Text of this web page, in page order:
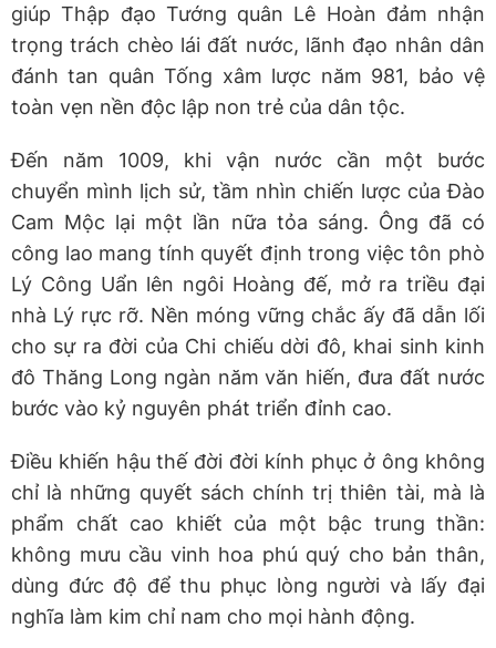
giúp Thập đạo Tướng quân Lê Hoàn đảm nhận
trọng trách chèo lái đất nước, lãnh đạo nhân dân
đánh tan quân Tống xâm lược năm 981, bảo vệ
toàn vẹn nền độc lập non trẻ của dân tộc.
Đến năm 1009, khi vận nước cần một bước
chuyển mình lịch sử, tầm nhìn chiến lược của Đào
Cam Mộc lại một lần nữa tỏa sáng. Ông đã có
công lao mang tính quyết định trong việc tôn phò
Lý Công Uẩn lên ngôi Hoàng đế, mở ra triều đại
nhà Lý rực rỡ. Nền móng vững chắc ấy đã dẫn lối
cho sự ra đời của Chi chiếu dời đô, khai sinh kinh
đô Thăng Long ngàn năm văn hiến, đưa đất nước
bước vào kỷ nguyên phát triển đỉnh cao.
Điều khiến hậu thế đời đời kính phục ở ông không
chỉ là những quyết sách chính trị thiên tài, mà là
phẩm chất cao khiết của một bậc trung thần:
không mưu cầu vinh hoa phú quý cho bản thân,
dùng đức độ để thu phục lòng người và lấy đại
nghĩa làm kim chỉ nam cho mọi hành động.